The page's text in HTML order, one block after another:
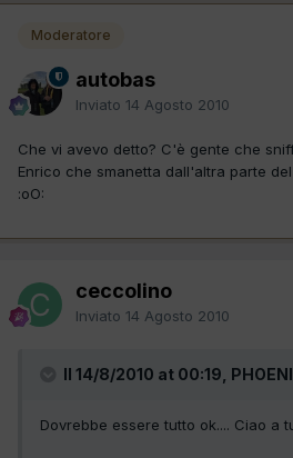
Moderatore
autobas
Inviato 14 Agosto 2010
Che vi avevo detto? C'è gente che
Enrico che smanetta dall'altra parte
:oO:
ceccolino
Inviato 14 Agosto 2010
Il 14/8/2010 at 00:19,
Dovrebbe essere tutto ok.... Ciao a